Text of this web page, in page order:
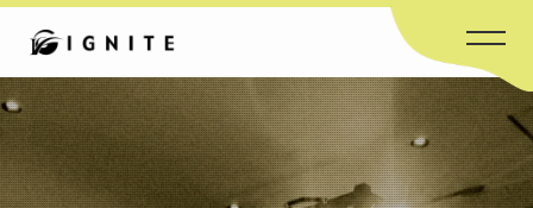
IGNITE 5つの約束